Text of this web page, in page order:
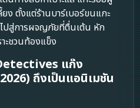
ง ตั้งแต่ร้านบาร์เบอร์ขนแกะ
ปสู่การผจญภัยที่ตื่นเต้น หัก
ะชวนท้องแข็ง
แก๊ง
ถึงเป็นแอนิเมชัน